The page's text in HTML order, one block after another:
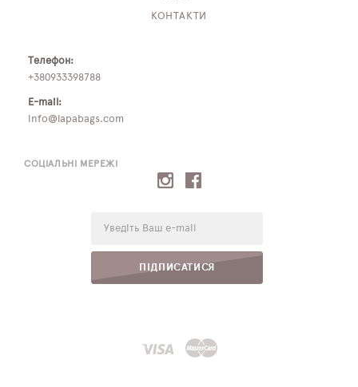
СОЦІАЛЬНІ МЕРЕЖІ
ПІДПИСАТИСЯ
КОНТАКТИ
Телефон:
+380933398788
E-mail:
info@lapabags.com